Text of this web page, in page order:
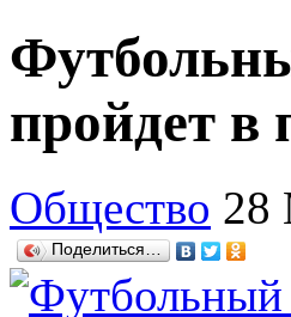
пройдет в
Общество 28
Поделиться…